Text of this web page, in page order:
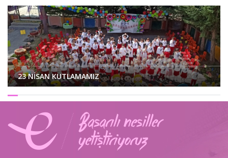
23 NİSAN KUTLAMAMIZ